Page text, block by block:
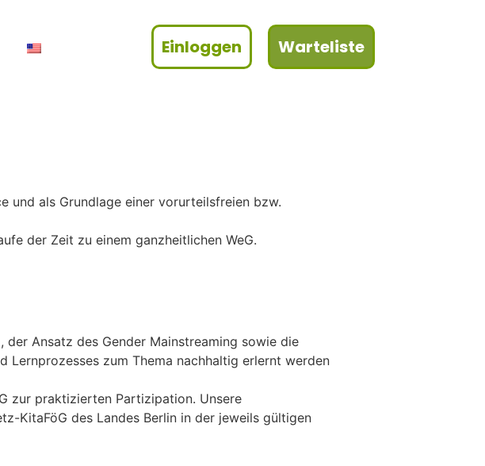
Einloggen Warteliste
und als Grundlage einer vorurteilsfreien bzw.
der Zeit zu einem ganzheitlichen WeG.
Ansatz des Gender Mainstreaming sowie die
Lernprozesses zum Thema nachhaltig erlernt werden
zur praktizierten Partizipation. Unsere
KitaFöG des Landes Berlin in der jeweils gültigen